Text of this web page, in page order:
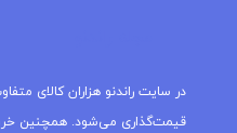
در سایت راندنو هزاران کالای
قیمت‌گذاری می‌شود. همچنین